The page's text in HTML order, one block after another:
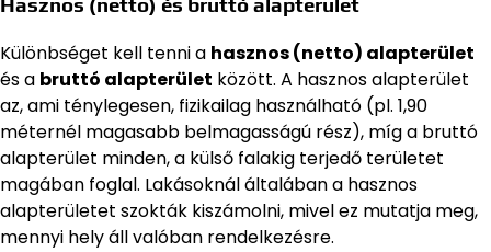
Hasznos (netto) és bruttó alapterület
Különbséget kell tenni a hasznos (netto) alapterület
és a bruttó alapterület között. A hasznos alapterület
az, ami ténylegesen, fizikailag használható (pl. 1,90
méternél magasabb belmagasságú rész), míg a bruttó
alapterület minden, a külső falakig terjedő területet
magában foglal. Lakásoknál általában a hasznos
alapterületet szokták kiszámolni, mivel ez mutatja meg,
mennyi hely áll valóban rendelkezésre.